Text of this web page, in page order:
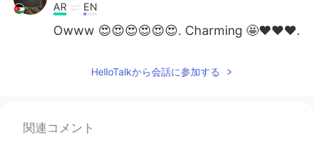
AR EN
Owww 😍😍😍😍😍😍. Charming 🤩♥️♥️♥️.
HelloTalkから会話に参加する
関連コメント